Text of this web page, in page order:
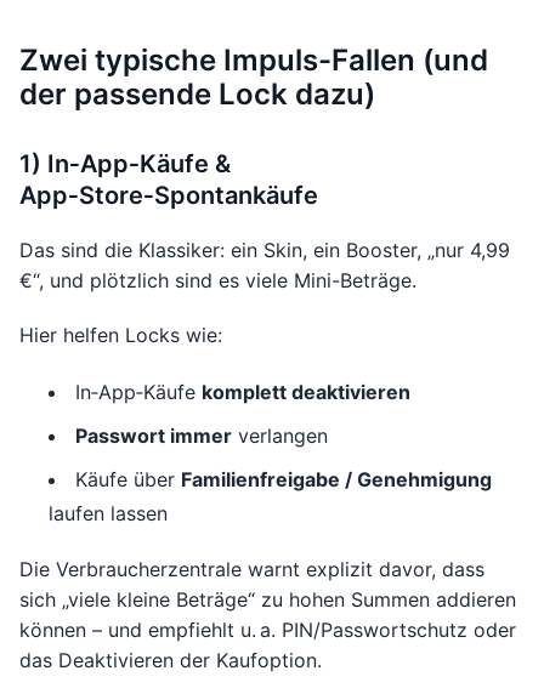
Zwei typische Impuls-Fallen (und
der passende Lock dazu)
1) In‑App‑Käufe &
App‑Store‑Spontankäufe
Das sind die Klassiker: ein Skin, ein Booster, „nur 4,99
€“, und plötzlich sind es viele Mini-Beträge.
Hier helfen Locks wie:
In‑App‑Käufe komplett deaktivieren
Passwort immer verlangen
Käufe über Familienfreigabe / Genehmigung
laufen lassen
Die Verbraucherzentrale warnt explizit davor, dass
sich „viele kleine Beträge“ zu hohen Summen addieren
können – und empfiehlt u. a. PIN/Passwortschutz oder
das Deaktivieren der Kaufoption.